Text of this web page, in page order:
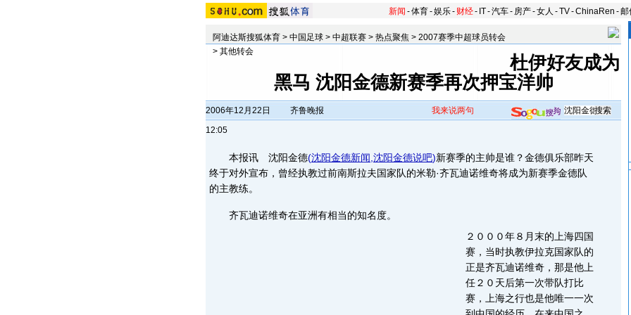
新闻 -体育-娱乐- 财经- IT-汽车- 房产-女人 -TV-ChinaRen -邮
阿迪达斯搜狐体育 > 中国足球 > 中超联赛 > 热点聚焦 > 2007赛季中超球员转会
> 其他转会
杜伊好友成为
黑马 沈阳金德新赛季再次押宝洋帅
2006年12月22日
12:05
齐鲁晚报 我来说两句
本报讯 沈阳金德(沈阳金德新闻 沈阳金德说吧)新赛季的主帅是谁？金德俱乐部昨天
终于对外宣布，曾经执教过前南斯拉夫国家队的米勒·齐瓦迪诺维奇将成为新赛季金德队
的主教练。
齐瓦迪诺维奇在亚洲有相当的知名度。
２０００年８月末的上海四国
赛，当时执教伊拉克国家队的
正是齐瓦迪诺维奇，那是他上
任２０天后第一次带队打比
赛，上海之行也是他唯一一次